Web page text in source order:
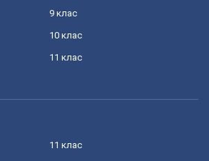
9 клас
10 клас
11 клас
11 клас